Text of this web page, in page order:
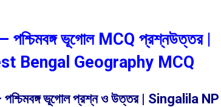
– পশ্চিমবঙ্গ ভূগোল MCQ প্রশ্নউত্তর |
Bengal Geography MCQ
– পশ্চিমবঙ্গ ভূগোল প্রশ্ন ও উত্তর | Singalila NP